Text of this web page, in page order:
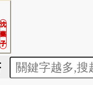
沈
藥
子